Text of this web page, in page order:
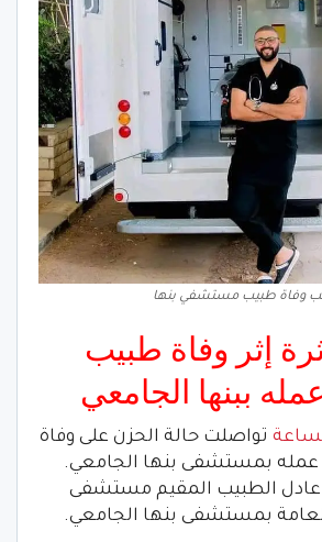
وفاة طبيب مستشفي بنها
إثر وفاة طبيب
عمله ببنها الجامعي
تواصلت حالة الحزن على وفاة
عمله بمستشفى بنها الجامعي.
عادل الطبيب المقيم مستشفى
بمستشفى بنها الجامعي.